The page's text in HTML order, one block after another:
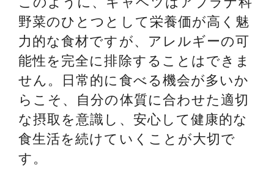
野菜のひとつとして栄養価が高く魅
力的な食材ですが、アレルギーの可
能性を完全に排除することはできま
せん。日常的に食べる機会が多いか
らこそ、自分の体質に合わせた適切
な摂取を意識し、安心して健康的な
食生活を続けていくことが大切で
す。